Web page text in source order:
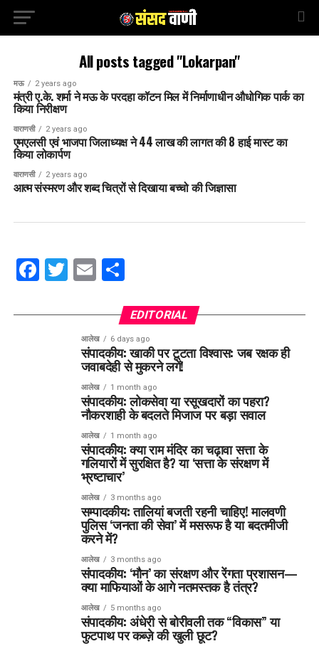
All posts tagged "Lokarpan"
मऊ 2 years ago
मंत्री ए.के. शर्मा ने मऊ के परदहा कॉटन मिल में निर्माणाधीन औधोगिक पार्क का
किया निरीक्षण
वाराणसी 2 years ago
एमएलसी एवं भाजपा जिलाध्यक्ष ने 44 लाख की लागत की 8 हाई मास्ट का
किया लोकार्पण
वाराणसी 2 years ago
आत्म संस्मरण और शब्द चित्रों से दिखाया बच्चो की जिज्ञासा
Facebook
Twitter
EmailShare
EDITORIAL
आलेख 6 days ago
संपादकीय: खाकी पर टूटता विश्वास: जब रक्षक ही
जवाबदेही से मुकरने लगें!
आलेख 1 month ago
संपादकीय: लोकसेवा या रसूखदारों का पहरा?
नौकरशाही के बदलते मिजाज पर बड़ा सवाल
आलेख 1 month ago
संपादकीय: क्या राम मंदिर का चढ़ावा सत्ता के
गलियारों में सुरक्षित है? या ‘सत्ता के संरक्षण में
भ्रष्टाचार’
आलेख 3 months ago
सम्पादकीय: तालियां बजती रहनी चाहिए! मालवणी
पुलिस ‘जनता की सेवा’ में मसरूफ है या बदतमीजी
करने में?
आलेख 3 months ago
संपादकीय: ‘मौन’ का संरक्षण और रेंगता प्रशासन—
क्या माफियाओं के आगे नतमस्तक है तंत्र?
आलेख 5 months ago
संपादकीय: अंधेरी से बोरीवली तक “विकास” या
फुटपाथ पर कब्ज़े की खुली छूट?